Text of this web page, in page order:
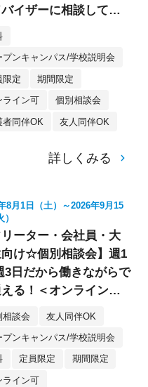
イザーに相談してみ
プンキャンパス/学校説明会
限定 期間限定
ライン可 個別相談会
者同伴OK 友人同伴OK
詳しくみる
8月1日（土）～2026年9月15
リーター・会社員・大
け☆個別相談会】週1
3日だから働きながらで
える！＜オンライン参
OK★＞
相談会 友人同伴OK
プンキャンパス/学校説明会
定員限定 期間限定
ライン可